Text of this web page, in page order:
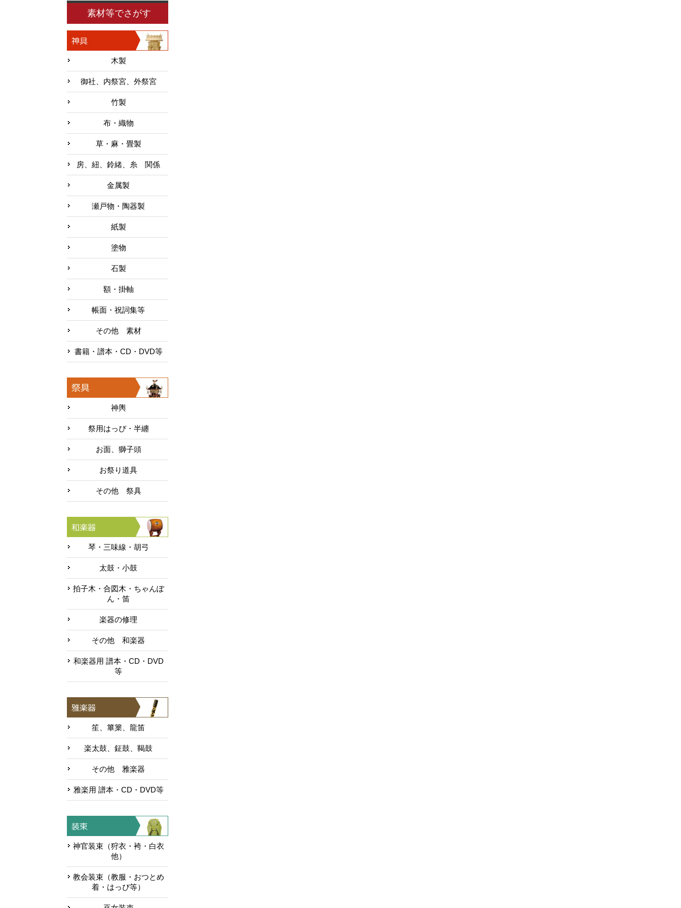
素材等でさがす
木製
御社、内祭宮、外祭宮
竹製
布・織物
草・麻・畳製
房、紐、鈴緒、糸 関係
金属製
瀬戸物・陶器製
紙製
塗物
石製
額・掛軸
帳面・祝詞集等
その他 素材
書籍・譜本・CD・DVD等
神輿
祭用はっぴ・半纏
お面、獅子頭
お祭り道具
その他 祭具
琴・三味線・胡弓
太鼓・小鼓
拍子木・合図木・ちゃんぽ
ん・笛
楽器の修理
その他 和楽器
和楽器用 譜本・CD・DVD
等
笙、篳篥、龍笛
楽太鼓、鉦鼓、鞨鼓
その他 雅楽器
雅楽用 譜本・CD・DVD等
神官装束（狩衣・袴・白衣
他）
教会装束（教服・おつとめ
着・はっぴ等）